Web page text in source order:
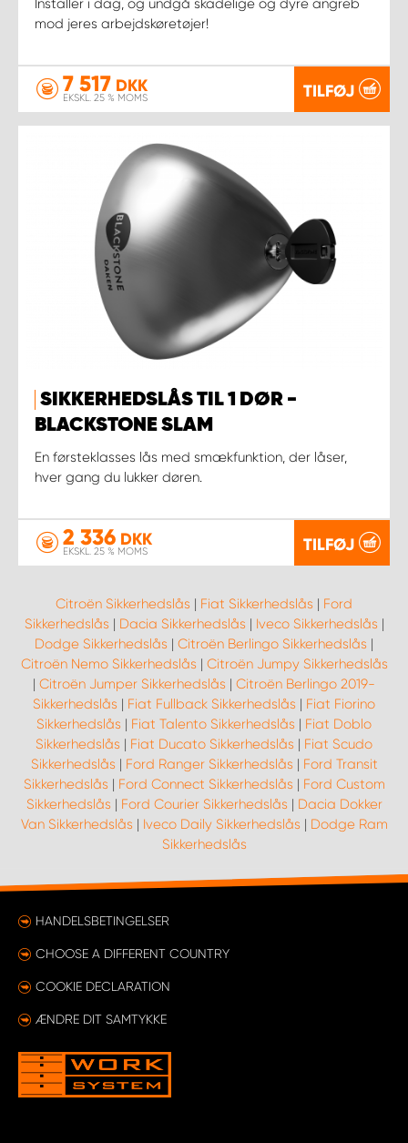
Installer i dag, og undgå skadelige og dyre angreb
mod jeres arbejdskøretøjer!
7 517 DKK
EKSKL. 25 % MOMS TILFØJ
SIKKERHEDSLÅS TIL 1 DØR -
BLACKSTONE SLAM
En førsteklasses lås med smækfunktion, der låser,
hver gang du lukker døren.
2 336 DKK
EKSKL. 25 % MOMS TILFØJ
Citroën Sikkerhedslås | Fiat Sikkerhedslås | Ford
Sikkerhedslås | Dacia Sikkerhedslås | Iveco Sikkerhedslås |
Dodge Sikkerhedslås | Citroën Berlingo Sikkerhedslås |
Citroën Nemo Sikkerhedslås | Citroën Jumpy Sikkerhedslås
| Citroën Jumper Sikkerhedslås | Citroën Berlingo 2019-
Sikkerhedslås | Fiat Fullback Sikkerhedslås | Fiat Fiorino
Sikkerhedslås | Fiat Talento Sikkerhedslås | Fiat Doblo
Sikkerhedslås | Fiat Ducato Sikkerhedslås | Fiat Scudo
Sikkerhedslås | Ford Ranger Sikkerhedslås | Ford Transit
Sikkerhedslås | Ford Connect Sikkerhedslås | Ford Custom
Sikkerhedslås | Ford Courier Sikkerhedslås | Dacia Dokker
Van Sikkerhedslås | Iveco Daily Sikkerhedslås | Dodge Ram
Sikkerhedslås
HANDELSBETINGELSER
CHOOSE A DIFFERENT COUNTRY
COOKIE DECLARATION
ÆNDRE DIT SAMTYKKE